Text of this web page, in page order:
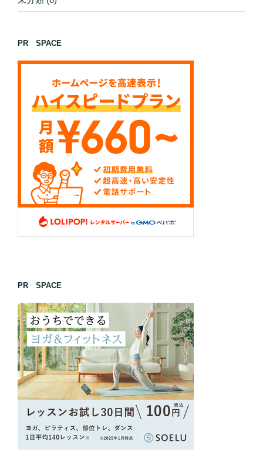
PR SPACE
PR SPACE